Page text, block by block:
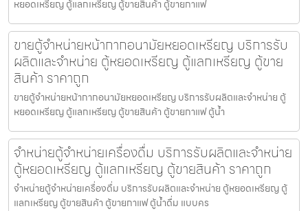
หยอดเหรียญ ตู้แลกเหรียญ ตู้ขายสินค้า ตู้ขายกาแฟ
ขายตู้จำหน่ายหน้ากากอนามัยหยอดเหรียญ​​ บริการรับ
ผลิตและจำหน่าย ตู้หยอดเหรียญ ตู้แลกเหรียญ ตู้ขาย
สินค้า ราคาถูก
ขายตู้จำหน่ายหน้ากากอนามัยหยอดเหรียญ​​ บริการรับผลิตและจำหน่าย ตู้
หยอดเหรียญ ตู้แลกเหรียญ ตู้ขายสินค้า ตู้ขายกาแฟ ตู้น้ำ
จำหน่ายตู้จำหน่ายเครื่องดื่ม บริการรับผลิตและจำหน่าย
ตู้หยอดเหรียญ ตู้แลกเหรียญ ตู้ขายสินค้า ราคาถูก
จำหน่ายตู้จำหน่ายเครื่องดื่ม บริการรับผลิตและจำหน่าย ตู้หยอดเหรียญ ตู้
แลกเหรียญ ตู้ขายสินค้า ตู้ขายกาแฟ ตู้น้ำดื่ม แบบคร